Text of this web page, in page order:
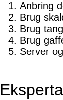
Anbring
Brug
Brug
Brug
Server